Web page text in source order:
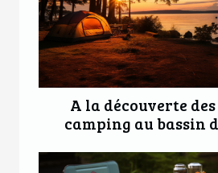
A la découverte
camping au bassin